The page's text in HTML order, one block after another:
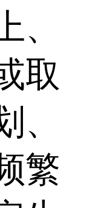
、
取
、
繁